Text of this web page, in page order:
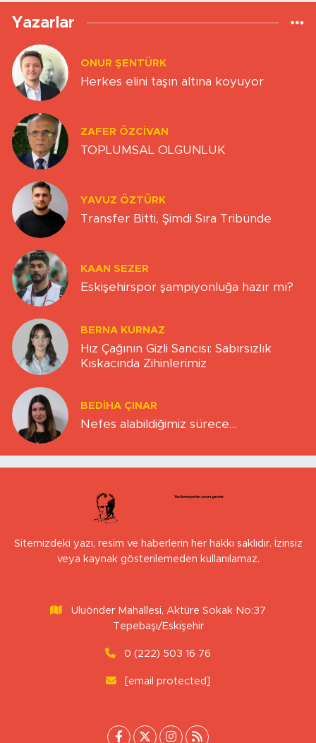
Yazarlar
ONUR ŞENTÜRK
Herkes elini taşın altına koyuyor
ZAFER ÖZCIVAN
TOPLUMSAL OLGUNLUK
YAVUZ ÖZTÜRK
Transfer Bitti, Şimdi Sıra Tribünde
KAAN SEZER
Eskişehirspor şampiyonluğa hazır mı?
BERNA KURNAZ
Hız Çağının Gizli Sancısı: Sabırsızlık
Kıskacında Zihinlerimiz
BEDIHA ÇINAR
Nefes alabildiğimiz sürece…
Sitemizdeki yazı, resim ve haberlerin her hakkı saklıdır. İzinsiz
veya kaynak gösterilemeden kullanılamaz.
Uluönder Mahallesi, Aktüre Sokak No:37
Tepebaşı/Eskişehir
0 (222) 503 16 76
[email protected]